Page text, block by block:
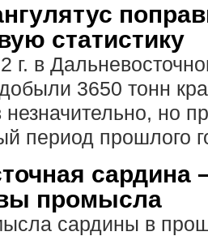
статистику
г. в
3650 тонн
но
период прошлого
сардина
промысла
сардины в